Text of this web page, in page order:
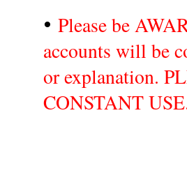
• Please be
accounts will be
or explanation.
CONSTANT